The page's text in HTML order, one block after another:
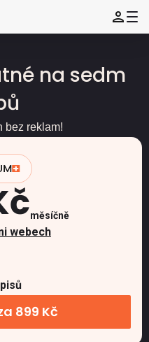
na sedm
bez reklam!
měsíčně
webech
899 Kč